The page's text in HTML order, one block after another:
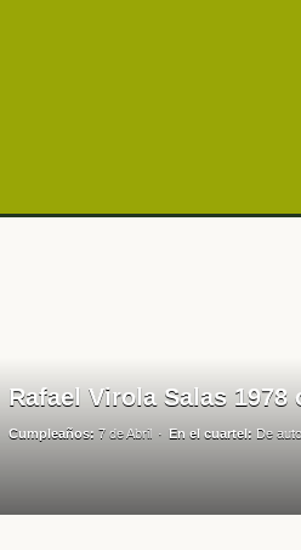
Rafael Virola Salas 1978
Cumpleaños: 7 de Abril En el cuartel: De